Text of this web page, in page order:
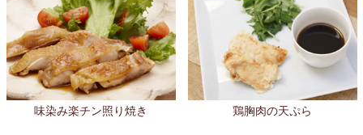
味染み楽チン照り焼き 鶏胸肉の天ぷら